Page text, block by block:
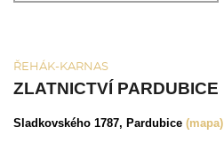
ŘEHÁK-KARNAS
ZLATNICTVÍ PARDUBICE
Sladkovského 1787, Pardubice (mapa)